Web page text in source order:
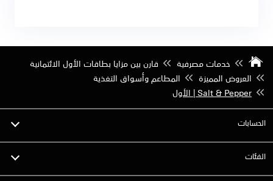
خدمات مصرفية
قارن بين مزايا بطاقات الأول الائتمانية
العروض المميزة
المطاعم وأسواق التغذية
Salt & Pepper | الأول
الحسابات
الفئات